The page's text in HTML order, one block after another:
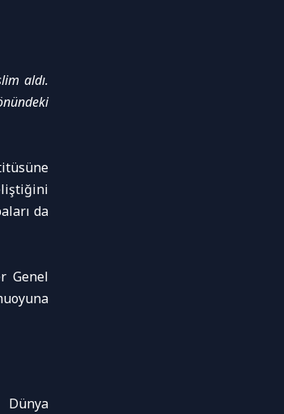
aldı.
da
Genel
Dünya